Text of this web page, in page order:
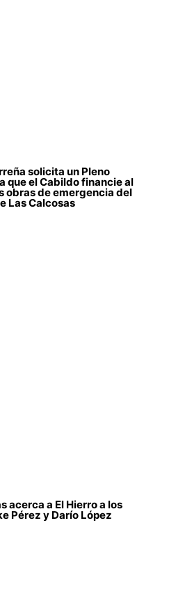
solicita un Pleno
que el Cabildo financie al
obras de emergencia del
Las Calcosas
acerca a El Hierro a los
Pérez y Darío López